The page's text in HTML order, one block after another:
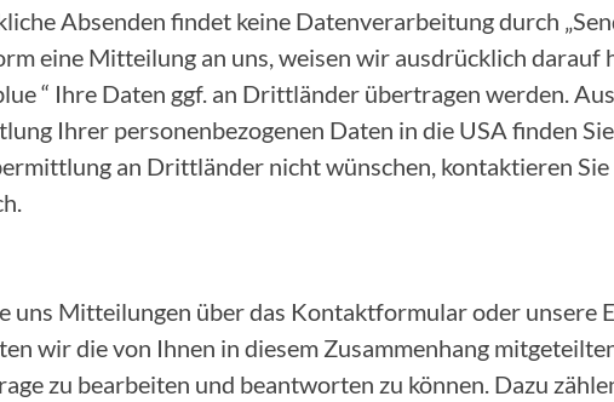
Absenden findet keine Datenverarbeitung durch
eine Mitteilung an uns, weisen wir ausdrücklich darauf
“ Ihre Daten ggf. an Drittländer übertragen werden.
Ihrer personenbezogenen Daten in die USA finden
an Drittländer nicht wünschen, kontaktieren
uns Mitteilungen über das Kontaktformular oder unsere
wir die von Ihnen in diesem Zusammenhang
zu bearbeiten und beantworten zu können. Dazu